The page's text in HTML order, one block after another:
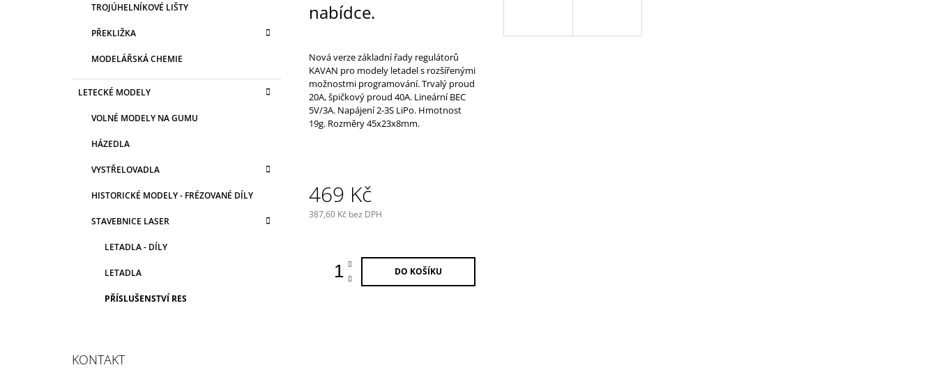
TROJÚHELNÍKOVÉ LIŠTY
PŘEKLIŽKA
MODELÁŘSKÁ CHEMIE
LETECKÉ MODELY
VOLNÉ MODELY NA GUMU
HÁZEDLA
VYSTŘELOVADLA
HISTORICKÉ MODELY - FRÉZOVANÉ DÍLY
STAVEBNICE LASER
LETADLA - DÍLY
LETADLA
PŘÍSLUŠENSTVÍ RES
KONTAKT
nabídce.
Nová verze základní řady regulátorů
KAVAN pro modely letadel s rozšířenými
možnostmi programování. Trvalý proud
20A, špičkový proud 40A. Lineární BEC
5V/3A. Napájení 2-3S LiPo. Hmotnost
19g. Rozměry 45x23x8mm.
469 Kč
387,60 Kč bez DPH
DO KOŠÍKU